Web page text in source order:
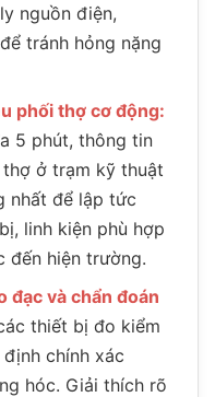
nguồn điện,
tránh hỏng nặng
phối thợ cơ động:
5 phút, thông tin
ở trạm kỹ thuật
nhất để lập tức
linh kiện phù hợp
đến hiện trường.
đạc và chẩn đoán
thiết bị đo kiểm
chính xác
hóc. Giải thích rõ